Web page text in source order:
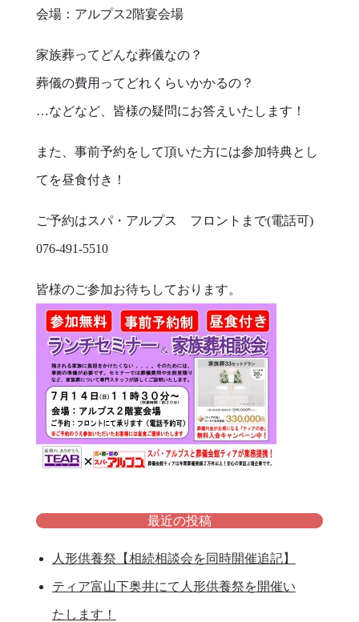
会場：アルプス2階宴会場
家族葬ってどんな葬儀なの？
葬儀の費用ってどれくらいかかるの？
…などなど、皆様の疑問にお答えいたします！
また、事前予約をして頂いた方には参加特典とし
てを昼食付き！
ご予約はスパ・アルプス フロントまで(電話可)
076-491-5510
皆様のご参加お待ちしております。
最近の投稿
人形供養祭【相続相談会を同時開催追記】
ティア富山下奥井にて人形供養祭を開催い
たします！